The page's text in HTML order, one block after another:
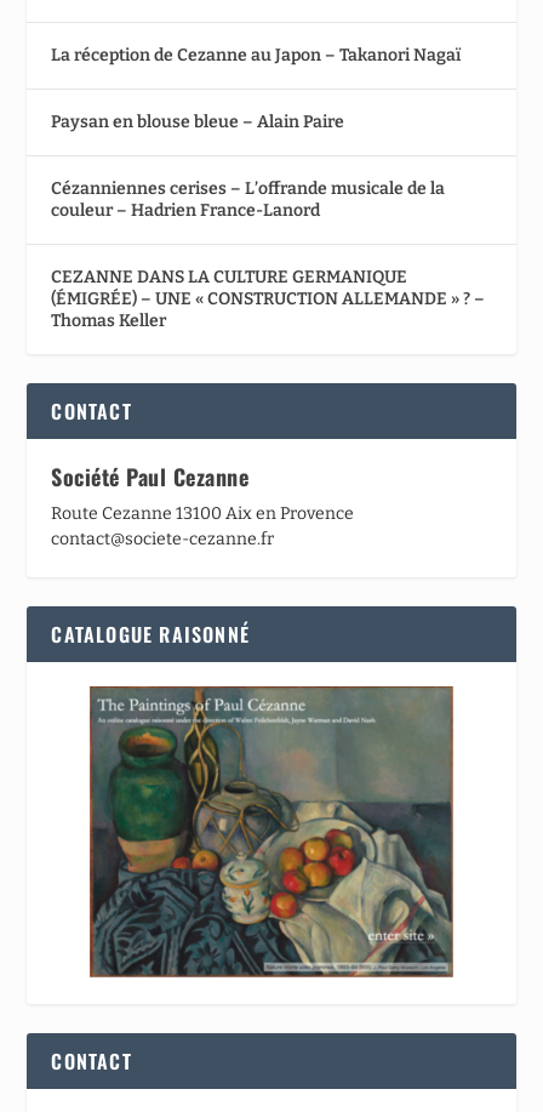
La réception de Cezanne au Japon – Takanori Nagaï
Paysan en blouse bleue – Alain Paire
Cézanniennes cerises – L’offrande musicale de la
couleur – Hadrien France-Lanord
CEZANNE DANS LA CULTURE GERMANIQUE
(ÉMIGRÉE) – UNE « CONSTRUCTION ALLEMANDE » ? –
Thomas Keller
CONTACT
Société Paul Cezanne
Route Cezanne 13100 Aix en Provence
contact@societe-cezanne.fr
CATALOGUE RAISONNÉ
CONTACT